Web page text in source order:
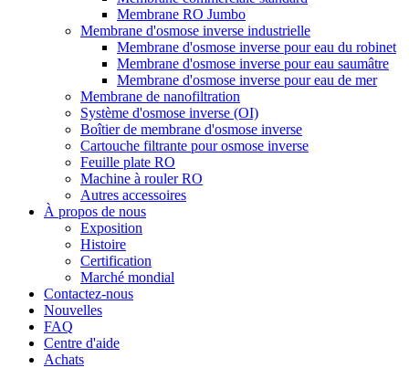
Membrane RO Jumbo
Membrane d'osmose inverse industrielle
Membrane d'osmose inverse pour eau du robinet
Membrane d'osmose inverse pour eau saumâtre
Membrane d'osmose inverse pour eau de mer
Membrane de nanofiltration
Système d'osmose inverse (OI)
Boîtier de membrane d'osmose inverse
Cartouche filtrante pour osmose inverse
Feuille plate RO
Machine à rouler RO
Autres accessoires
À propos de nous
Exposition
Histoire
Certification
Marché mondial
Contactez-nous
Nouvelles
FAQ
Centre d'aide
Achats